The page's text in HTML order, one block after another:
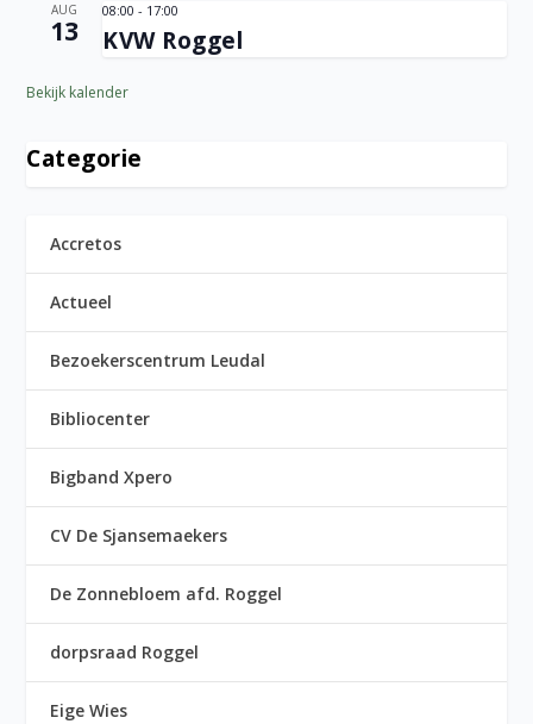
AUG
13
08:00 - 17:00
KVW Roggel
Bekijk kalender
Categorie
Accretos
Actueel
Bezoekerscentrum Leudal
Bibliocenter
Bigband Xpero
CV De Sjansemaekers
De Zonnebloem afd. Roggel
dorpsraad Roggel
Eige Wies